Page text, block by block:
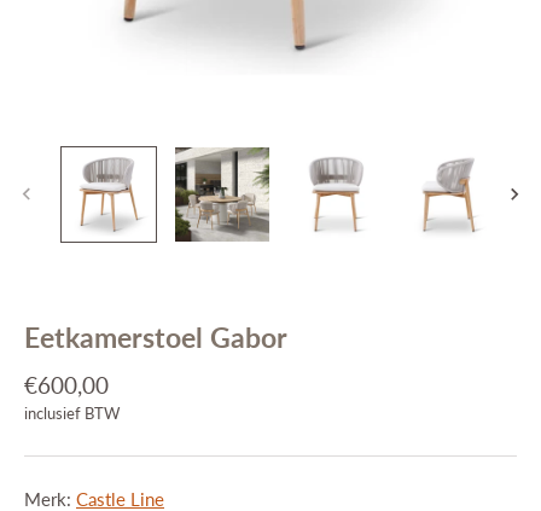
Interieuradvies
Contact
Eetkamerstoel Gabor
€600,00
inclusief BTW
Merk: Castle Line